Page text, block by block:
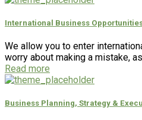
International Business
We allow you to enter
worry about making a mistake,
Read more
Business Planning, Strategy &